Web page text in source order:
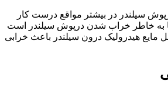
سیلندر در بیشتر مواقع درست کار
به خاطر خراب شدن درپوش سیلندر است
مایع هیدرولیک درون سیلندر باعث خرابی